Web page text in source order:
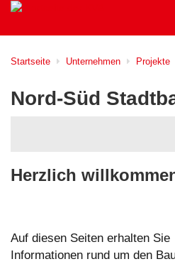
Startseite Unternehmen Projekte
Nord-Süd
Herzlich
Auf diesen Seiten erhalten Sie
Informationen rund um den